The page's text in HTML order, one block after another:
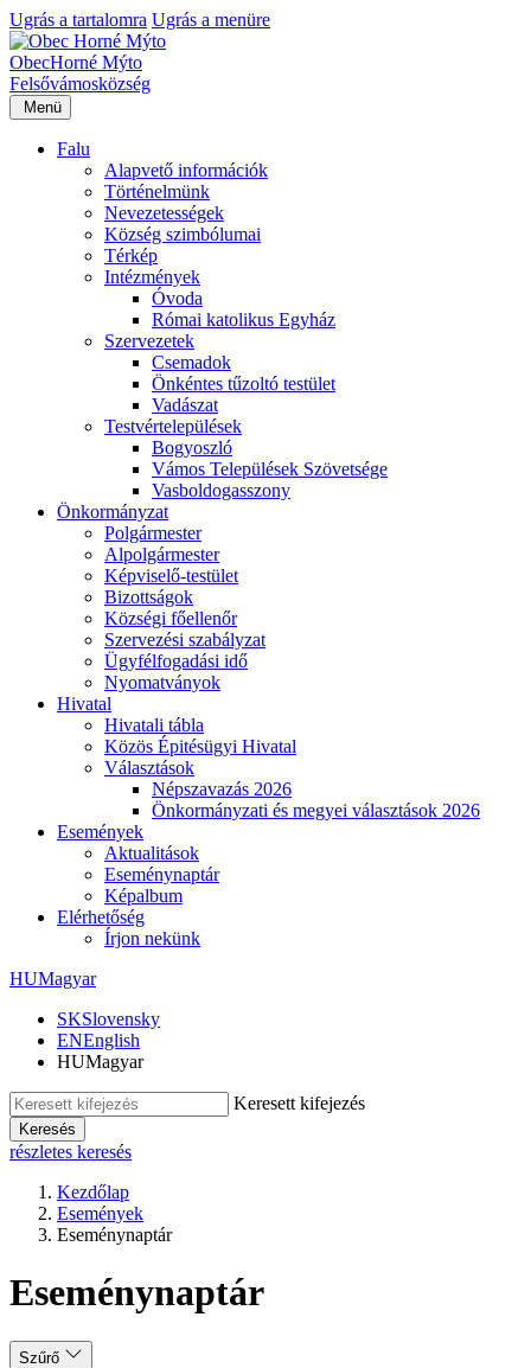
Ugrás a tartalomra Ugrás a menüre
ObecHorné Mýto
Felsővámosközség
Menü
Falu
Alapvető információk
Történelmünk
Nevezetességek
Község szimbólumai
Térkép
Intézmények
Óvoda
Római katolikus Egyház
Szervezetek
Csemadok
Önkéntes tűzoltó testület
Vadászat
Testvértelepülések
Bogyoszló
Vámos Települések Szövetsége
Vasboldogasszony
Önkormányzat
Polgármester
Alpolgármester
Képviselő-testület
Bizottságok
Községi főellenőr
Szervezési szabályzat
Ügyfélfogadási idő
Nyomatványok
Hivatal
Hivatali tábla
Közös Épitésügyi Hivatal
Választások
Népszavazás 2026
Önkormányzati és megyei választások 2026
Események
Aktualitások
Eseménynaptár
Képalbum
Elérhetőség
Írjon nekünk
HUMagyar
SKSlovensky
ENEnglish
HUMagyar
Keresett kifejezés
Keresés
részletes keresés
Kezdőlap
Események
Eseménynaptár
Eseménynaptár
Szűrő